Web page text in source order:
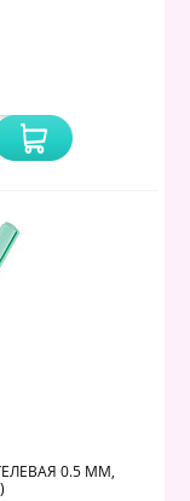
0.5 ММ,